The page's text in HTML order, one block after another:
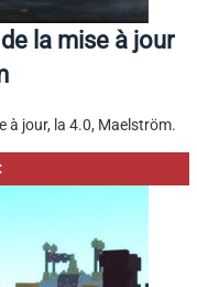
la mise à jour
à jour, la 4.0, Maelström.